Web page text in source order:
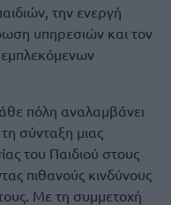
την ενεργή
υπηρεσιών και τον
πόλη αναλαμβάνει
σύνταξη μιας
του Παιδιού στους
πιθανούς κινδύνους
Με τη συμμετοχή